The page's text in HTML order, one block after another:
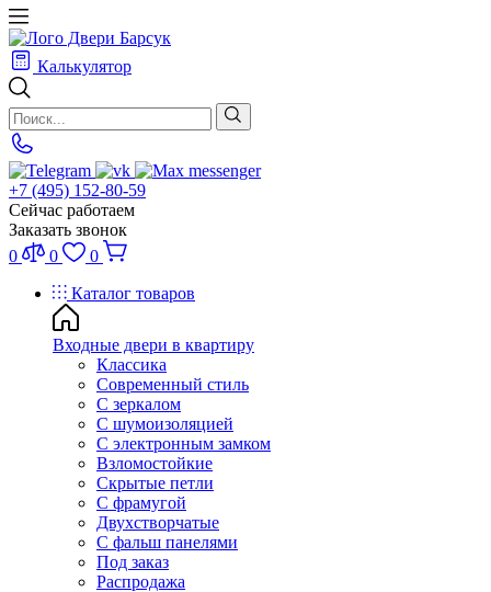
Калькулятор
+7 (495) 152-80-59
Сейчас работаем
Заказать звонок
0
0
0
Каталог товаров
Входные двери в квартиру
Классика
Современный стиль
С зеркалом
С шумоизоляцией
С электронным замком
Взломостойкие
Скрытые петли
С фрамугой
Двухстворчатые
С фальш панелями
Под заказ
Распродажа